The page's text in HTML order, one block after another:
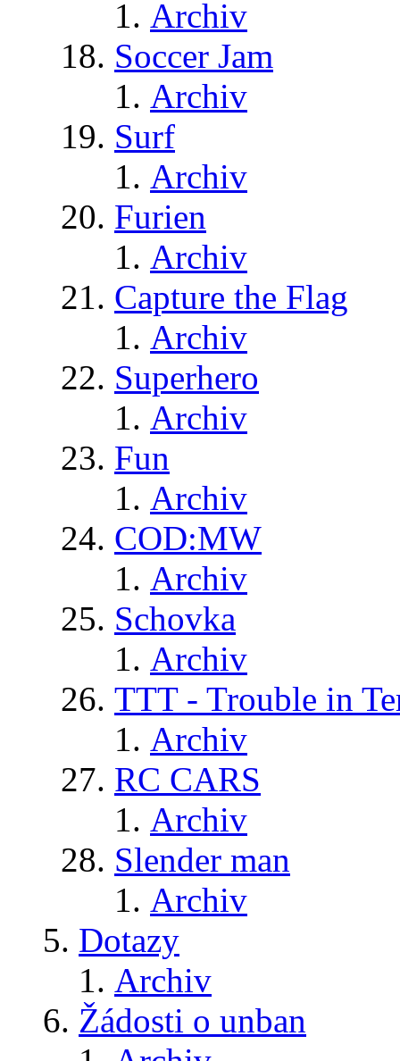
Archiv
Soccer Jam
Archiv
Surf
Archiv
Furien
Archiv
Capture the Flag
Archiv
Superhero
Archiv
Fun
Archiv
COD:MW
Archiv
Schovka
Archiv
TTT - Trouble in
Archiv
RC CARS
Archiv
Slender man
Archiv
Dotazy
Archiv
Žádosti o unban